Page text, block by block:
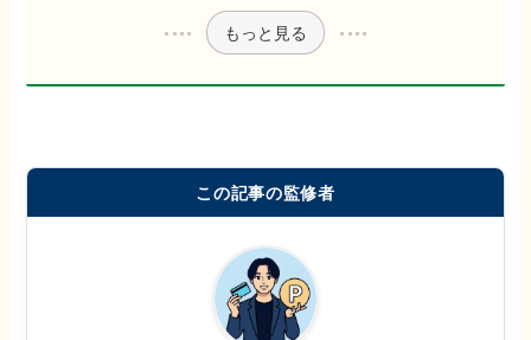
もっと見る
この記事の監修者